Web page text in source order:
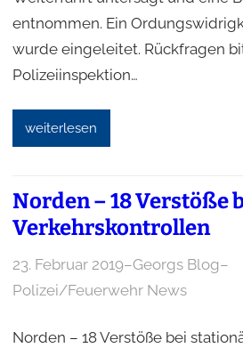
entnommen. Ein
wurde eingeleitet. Rückfragen
Polizeiinspektion…
weiterlesen
Norden – 18 Verstöße
Verkehrskontrollen
23. Februar 2019–Georgs Blog–
Polizei/Feuerwehr News
Norden – 18 Verstöße bei